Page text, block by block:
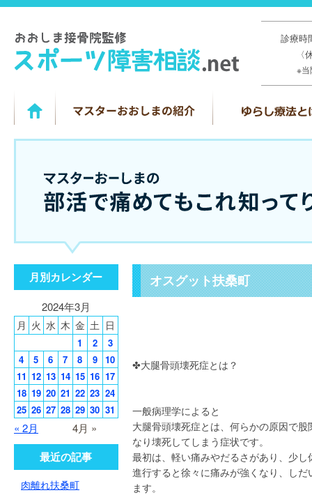
診療
※
オスグット扶桑町
✤大腿骨頭壊死症とは？
一般病理学によると
大腿骨頭壊死症とは、何らかの原因で
なり壊死してしまう症状です。
最初は、軽い痛みやだるさがあり、少
進行すると徐々に痛みが強くなり、し
ます。
月別カレンダー
2024年3月
月 火 水 木 金 土 日
« 2月 4月 »
1 2
3
4
5 6 7 8 9
10
11 12 13 14 15 16 17
18 19 20 21 22 23 24
25 26 27 28 29 30 31
最近の記事
肉離れ扶桑町